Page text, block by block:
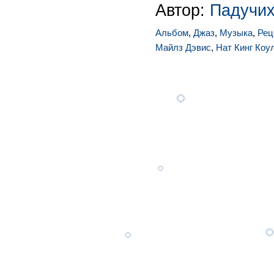
Автор:
Альбом, Джаз, Музыка,
Майлз Дэвис, Нат Кинг